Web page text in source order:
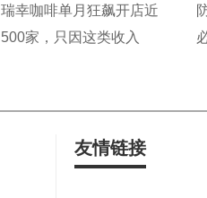
瑞幸咖啡单月狂飙开店近
500家，只因这类收入
友情链接